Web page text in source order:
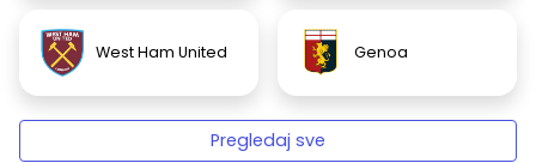
West Ham United Genoa
Pregledaj sve